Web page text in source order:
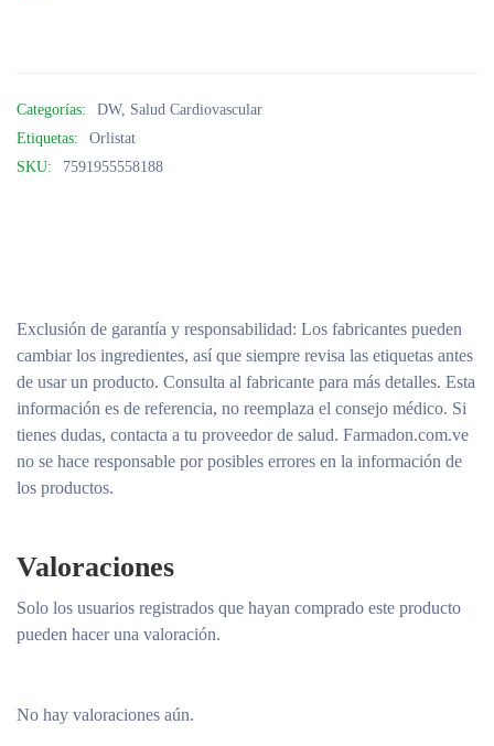
Categorías: DW, Salud Cardiovascular
Etiquetas:
Orlistat
SKU:
7591955558188
Exclusión de garantía y responsabilidad: Los fabricantes pueden
cambiar los ingredientes, así que siempre revisa las etiquetas antes
de usar un producto. Consulta al fabricante para más detalles. Esta
información es de referencia, no reemplaza el consejo médico. Si
tienes dudas, contacta a tu proveedor de salud. Farmadon.com.ve
no se hace responsable por posibles errores en la información de
los productos.
Valoraciones
No hay valoraciones aún.
Solo los usuarios registrados que hayan comprado este producto
pueden hacer una valoración.